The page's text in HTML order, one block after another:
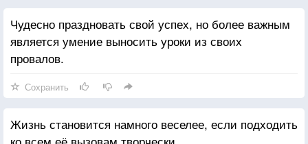
Чудесно праздновать свой успех, но более важным
является умение выносить уроки из своих
провалов.
Сохранить
Жизнь становится намного веселее, если подходить